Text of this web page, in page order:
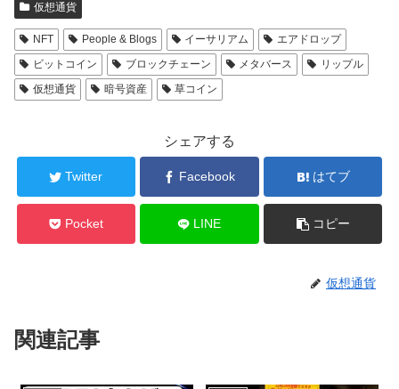
仮想通貨
NFT People & Blogs イーサリアム
エアドロップ
ビットコイン
ブロックチェーン メタバース
リップル
仮想通貨
暗号資産 草コイン
シェアする
Twitter Facebook はてブ
Pocket LINE コピー
仮想通貨
関連記事